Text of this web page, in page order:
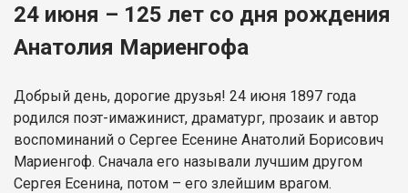
24 июня – 125 лет со дня рождения
Анатолия Мариенгофа
Добрый день, дорогие друзья! 24 июня 1897 года
родился поэт-имажинист, драматург, прозаик и автор
воспоминаний о Сергее Есенине Анатолий Борисович
Мариенгоф. Сначала его называли лучшим другом
Сергея Есенина, потом – его злейшим врагом.